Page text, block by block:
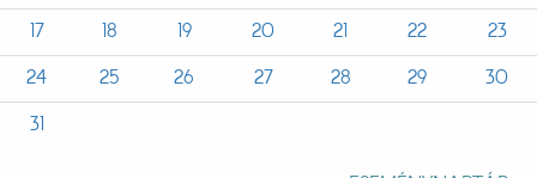
17
18 19 20 21 22
23
24
25 26 27 28 29
30
31